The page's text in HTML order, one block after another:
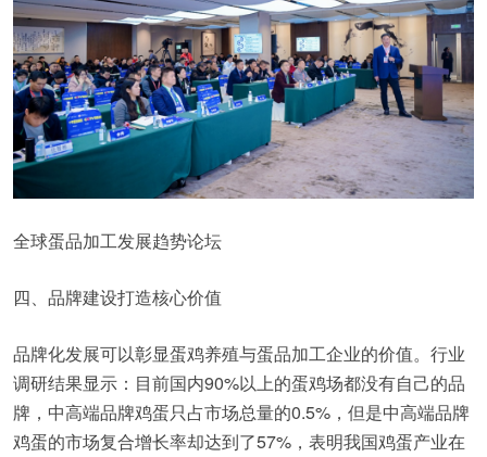
全球蛋品加工发展趋势论坛
四、品牌建设打造核心价值
品牌化发展可以彰显蛋鸡养殖与蛋品加工企业的价值。行业
调研结果显示：目前国内90%以上的蛋鸡场都没有自己的品
牌，中高端品牌鸡蛋只占市场总量的0.5%，但是中高端品牌
鸡蛋的市场复合增长率却达到了57%，表明我国鸡蛋产业在